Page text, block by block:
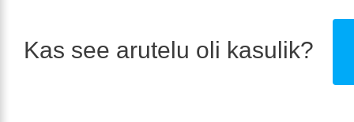
Kas see arutelu oli kasulik?